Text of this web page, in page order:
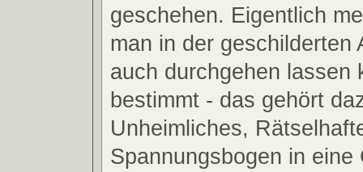
geschehen. Eigentlich
man in der geschilderten
auch durchgehen lassen
bestimmt - das gehört
Unheimliches,
Spannungsbogen in eine